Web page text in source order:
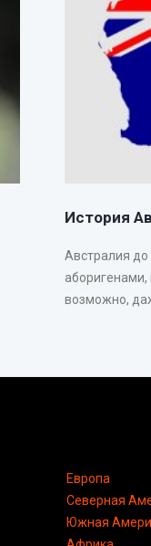
История
Австралия
аборигенами,
возможно,
Европа
Северная
Южная